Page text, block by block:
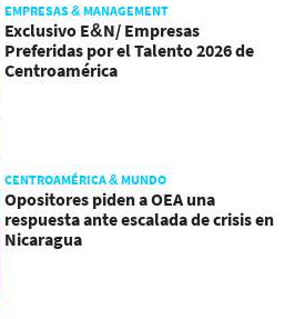
EMPRESAS & MANAGEMENT
Exclusivo E&N/ Empresas
Preferidas por el Talento 2026 de
Centroamérica
CENTROAMÉRICA & MUNDO
Opositores piden a OEA una
respuesta ante escalada de crisis en
Nicaragua